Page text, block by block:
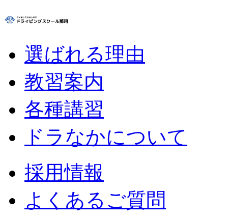
選ばれる理由
教習案内
各種講習
ドラなかについて
採用情報
よくあるご質問